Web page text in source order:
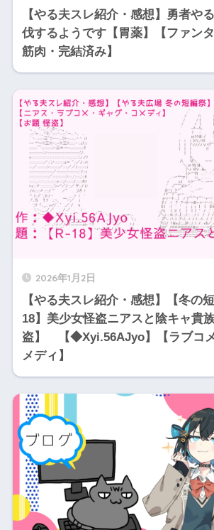
【やる夫スレ紹介・感想】勇者や
伐するようです【胃薬】【ファン
筋肉・完結済み】
2026年1月2日
【やる夫スレ紹介・感想】【冬の
18】美少女怪盗ニアスと陰キャ貴
盗】 【◆Xyi.56AJyo】【ラブコ
メディ】